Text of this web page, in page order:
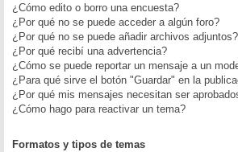
¿Cómo edito o borro una encuesta?
¿Por qué no se puede acceder a algún foro?
¿Por qué no se puede añadir archivos adjuntos?
¿Por qué recibí una advertencia?
¿Cómo se puede reportar un mensaje a un
¿Para qué sirve el botón "Guardar" en la
¿Por qué mis mensajes necesitan ser
¿Cómo hago para reactivar un tema?
Formatos y tipos de temas